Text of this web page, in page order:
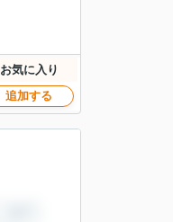
お気に入り
追加する